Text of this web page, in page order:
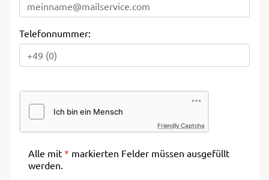
Telefonnummer:
Friendly Captcha
Alle mit * markierten Felder müssen ausgefüllt
werden.